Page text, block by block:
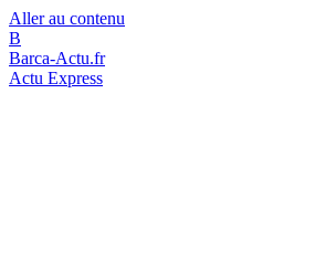
Aller au contenu
B
Barca-Actu.fr
Actu Express